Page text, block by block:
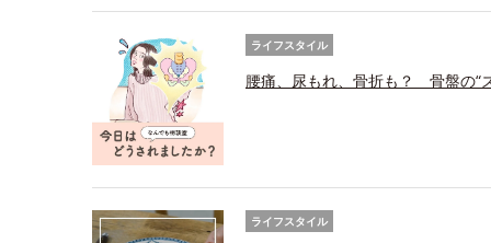
ライフスタイル
腰痛、尿もれ、骨折も？ 骨盤の“
ライフスタイル